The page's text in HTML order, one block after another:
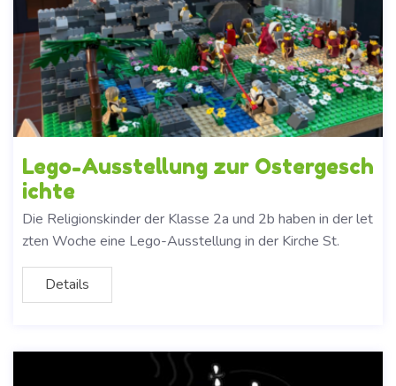
Lego-Ausstellung zur Ostergesch
ichte
Die Religionskinder der Klasse 2a und 2b haben in der let
zten Woche eine Lego-Ausstellung in der Kirche St.
Details